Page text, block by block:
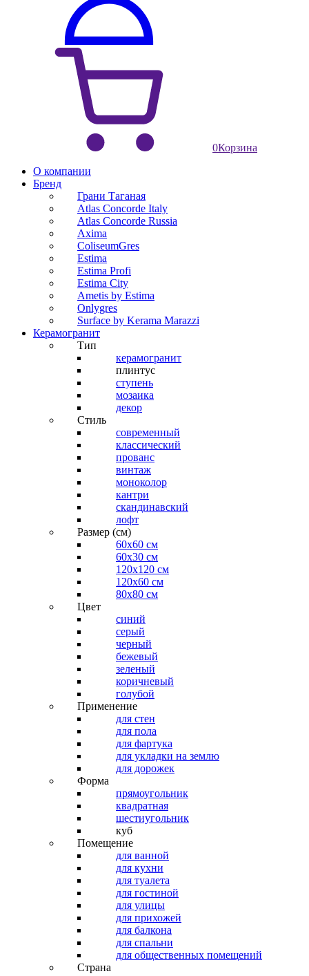
0Корзина
О компании
Бренд
Грани Таганая
Atlas Concorde Italy
Atlas Concorde Russia
Axima
ColiseumGres
Estima
Estima Profi
Estima City
Ametis by Estima
Onlygres
Surface by Kerama Marazzi
Керамогранит
Тип
керамогранит
плинтус
ступень
мозаика
декор
Стиль
современный
классический
прованс
винтаж
моноколор
кантри
скандинавский
лофт
Размер (см)
60х60 см
60x30 см
120x120 см
120x60 см
80x80 см
Цвет
синий
серый
черный
бежевый
зеленый
коричневый
голубой
Применение
для стен
для пола
для фартука
для укладки на землю
для дорожек
Форма
прямоугольник
квадратная
шестиугольник
куб
Помещение
для ванной
для кухни
для туалета
для гостиной
для улицы
для прихожей
для балкона
для спальни
для общественных помещений
Страна